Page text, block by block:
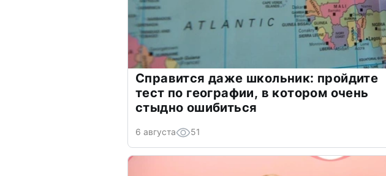
Справится даже школьник: пройдите
тест по географии, в котором очень
стыдно ошибиться
6 августа 51